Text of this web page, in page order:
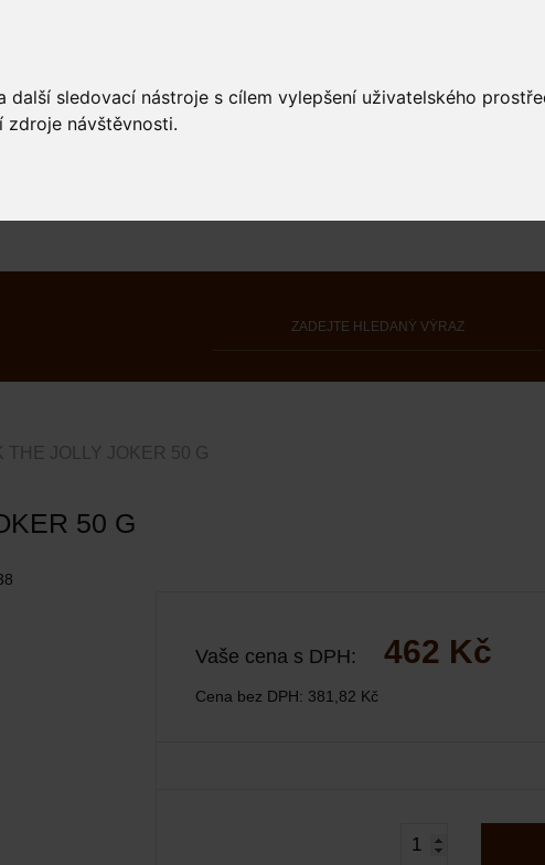
sledovací nástroje s cílem vylepšení uživatelského
zdroje návštěvnosti.
THE JOLLY JOKER 50 G
50 G
Vaše cena s DPH: 462 Kč
Cena bez DPH: 381,82 Kč